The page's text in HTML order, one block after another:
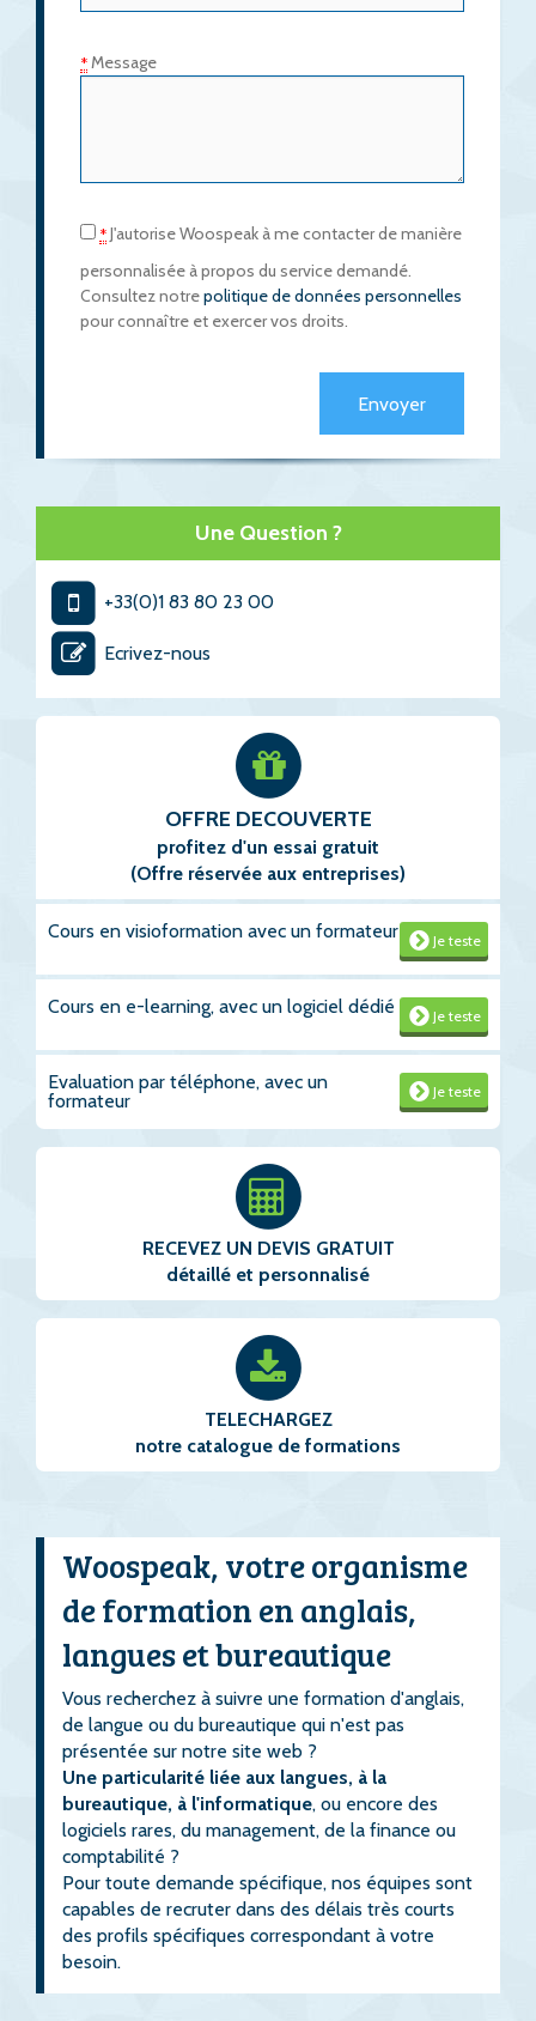
* Message
* J'autorise Woospeak à me contacter de manière
personnalisée à propos du service demandé.
Consultez notrepolitique de données personnelles
pour connaître et exercer vos droits.
Une Question ?
+33(0)1 83 80 23 00
Ecrivez-nous
OFFRE DECOUVERTE
profitez d'un essai gratuit
(Offre réservée aux entreprises)
Je teste
Cours en visioformation avec un formateur
Je teste
Cours en e-learning, avec un logiciel dédié
Je teste
Evaluation par téléphone, avec un
formateur
RECEVEZ UN DEVIS GRATUIT
détaillé et personnalisé
TELECHARGEZ
notre catalogue de formations
Woospeak, votre organisme
de formation en anglais,
langues et bureautique
Vous recherchez à suivre une formation d'anglais,
de langue ou du bureautique qui n'est pas
présentée sur notre site web ?
Une particularité liée aux langues, à la
bureautique, à l'informatique, ou encore des
logiciels rares, du management, de la finance ou
comptabilité ?
Pour toute demande spécifique, nos équipes sont
capables de recruter dans des délais très courts
des profils spécifiques correspondant à votre
besoin.